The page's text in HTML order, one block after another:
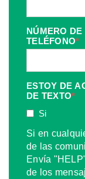
NÚMERO DE
TELÉFONO*
ESTOY DE
DE TEXTO*
Si
Si en
de las
Envía
de los